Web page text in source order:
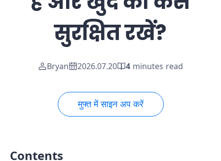
सुरक्षित रखें?
Bryan 2026.07.20 4 minutes read
मुफ्त में साइन अप करें
Contents